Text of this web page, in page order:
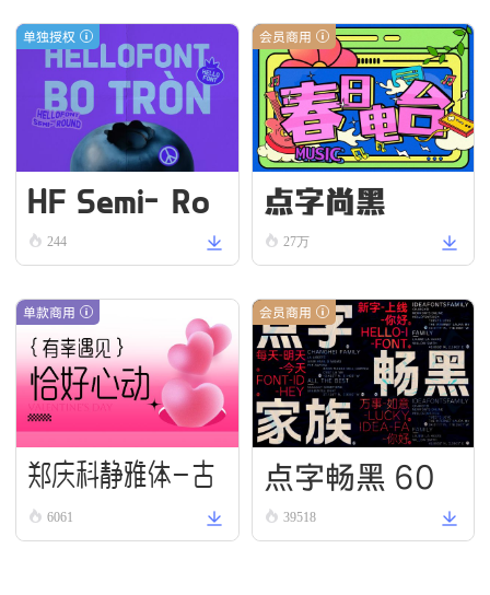
单独授权
HF Semi-Ro
und VN Bold
244
会员商用
点字尚黑
27万
单款商用
郑庆科静雅体-古
朴版 Simple
6061
会员商用
点字畅黑 60
39518